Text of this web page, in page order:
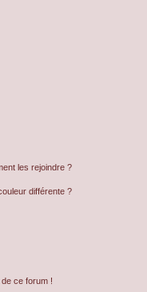
les rejoindre ?
différente ?
de ce forum !